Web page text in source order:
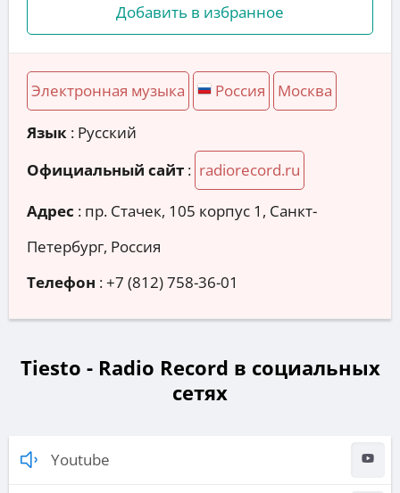
Добавить в избранное
Электронная музыка Россия Москва
Язык : Русский
Официальный сайт : radiorecord.ru
Адрес : пр. Стачек, 105 корпус 1, Санкт-
Петербург, Россия
Телефон :+7 (812) 758-36-01
Tiesto - Radio Record в социальных
сетях
Youtube